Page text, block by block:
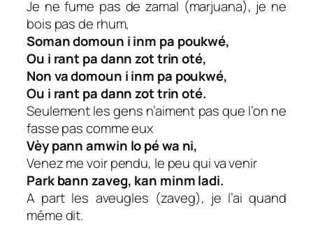
Je ne fume pas de zamal (marjuana), je ne
bois pas de rhum,
Soman domoun i inm pa poukwé,
Ou i rant pa dann zot trin oté,
Non va domoun i inm pa poukwé,
Ou i rant pa dann zot trin oté.
Seulement les gens n’aiment pas que l’on ne
fasse pas comme eux
Vèy pann amwin lo pé wa ni,
Venez me voir pendu, le peu qui va venir
Park bann zaveg, kan minm ladi.
A part les aveugles (zaveg), je l’ai quand
même dit.